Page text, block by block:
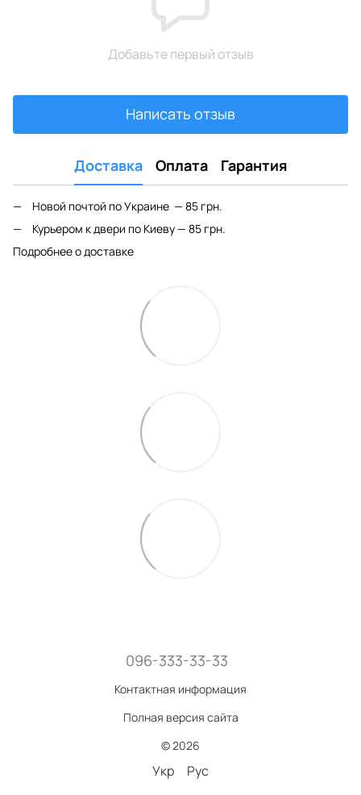
Добавьте первый отзыв
Написать отзыв
Доставка Оплата Гарантия
Новой почтой по Украине — 85 грн.
Курьером к двери по Киеву — 85 грн.
Подробнее о доставке
096-333-33-33
Контактная информация
Полная версия сайта
© 2026
Укр Рус